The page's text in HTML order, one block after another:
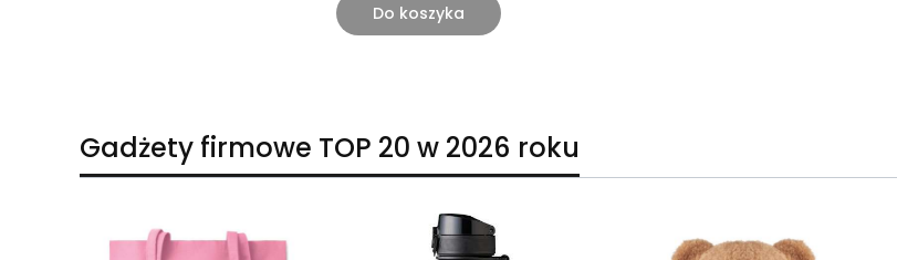
Do koszyka
Gadżety firmowe TOP 20 w 2026 roku